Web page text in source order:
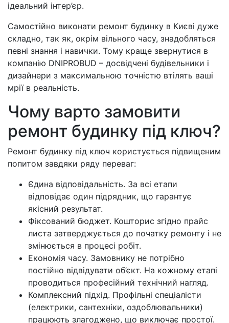
ідеальний інтер’єр.
Самостійно виконати ремонт будинку в Києві дуже
складно, так як, окрім вільного часу, знадобляться
певні знання і навички. Тому краще звернутися в
компанію DNIPROBUD – досвідчені будівельники і
дизайнери з максимальною точністю втілять ваші
мрії в реальність.
Чому варто замовити
ремонт будинку під ключ?
Ремонт будинку під ключ користується підвищеним
попитом завдяки ряду переваг:
Єдина відповідальність. За всі етапи
відповідає один підрядник, що гарантує
якісний результат.
Фіксований бюджет. Кошторис згідно прайс
листа затверджується до початку ремонту і не
змінюється в процесі робіт.
Економія часу. Замовнику не потрібно
постійно відвідувати об’єкт. На кожному етапі
проводиться професійний технічний нагляд.
Комплексний підхід. Профільні спеціалісти
(електрики, сантехніки, оздоблювальники)
працюють злагоджено, що виключає простої.